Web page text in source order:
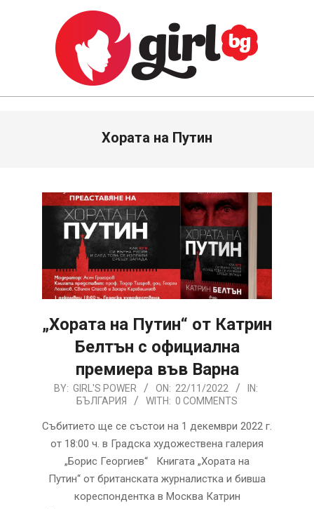
GIRL.BG
Хората на Путин
„Хората на Путин“ от Катрин
Белтън с официална
премиера във Варна
2022-
22
BY: GIRL'S POWER ON: 22/11/2022
IN:
БЪЛГАРИЯ
WITH: 0 COMMENTS
Събитието ще се състои на 1 декември 2022 г.
от 18:00 ч. в Градска художествена галерия
„Борис Георгиев“ Книгата „Хората на
Путин“ от британската журналистка и бивша
кореспондентка в Москва Катрин